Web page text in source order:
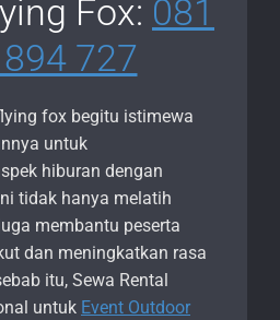
Fox: 081
727
fox begitu istimewa
untuk
hiburan dengan
tidak hanya melatih
membantu peserta
dan meningkatkan rasa
itu, Sewa Rental
untuk Event Outdoor